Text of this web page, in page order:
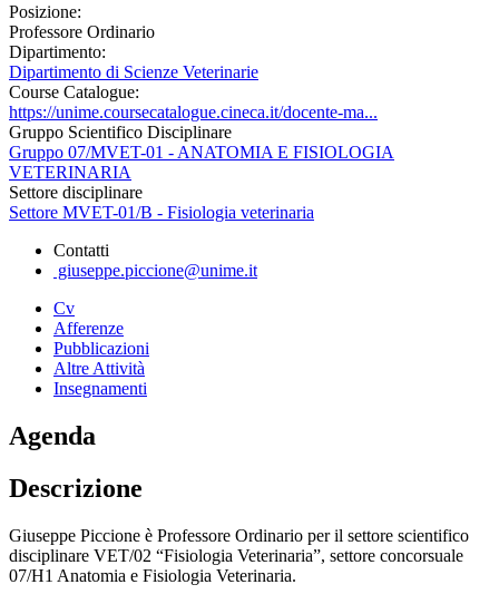
Posizione:
Professore Ordinario
Dipartimento:
Dipartimento di Scienze Veterinarie
Course Catalogue:
https://unime.coursecatalogue.cineca.it/docente-ma...
Gruppo Scientifico Disciplinare
Gruppo 07/MVET-01 - ANATOMIA E FISIOLOGIA
VETERINARIA
Settore disciplinare
Settore MVET-01/B - Fisiologia veterinaria
Contatti
giuseppe.piccione@unime.it
Cv
Afferenze
Pubblicazioni
Altre Attività
Insegnamenti
Agenda
Descrizione
Giuseppe Piccione è Professore Ordinario per il settore scientifico
disciplinare VET/02 “Fisiologia Veterinaria”, settore concorsuale
07/H1 Anatomia e Fisiologia Veterinaria.